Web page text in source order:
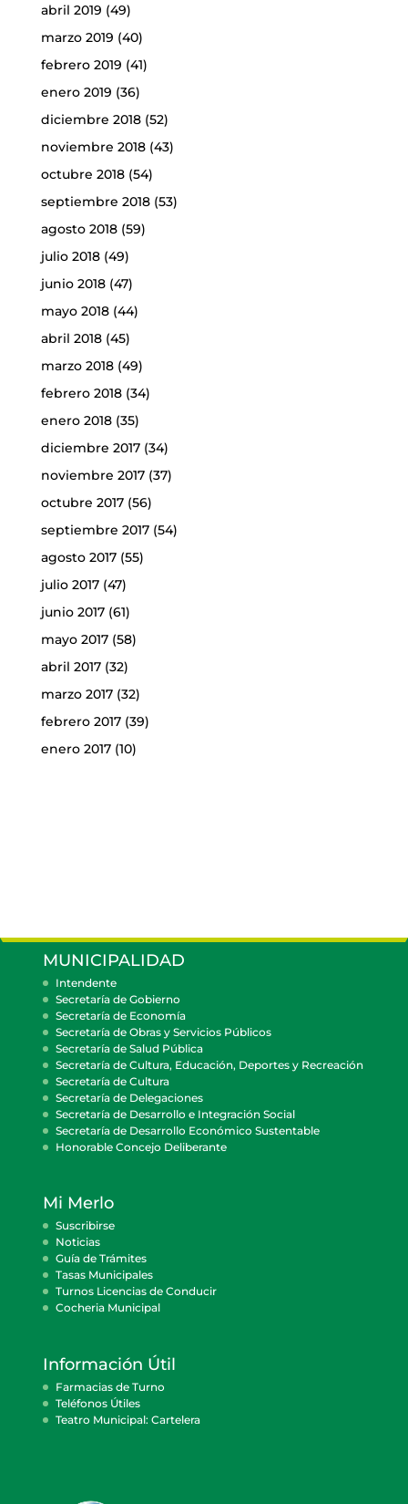
abril 2019 (49)
marzo 2019 (40)
febrero 2019 (41)
enero 2019 (36)
diciembre 2018(52)
noviembre 2018(43)
octubre 2018(54)
septiembre 2018(53)
agosto 2018(59)
julio 2018(49)
junio 2018(47)
mayo 2018(44)
abril 2018(45)
marzo 2018(49)
febrero 2018(34)
enero 2018(35)
diciembre 2017(34)
noviembre 2017(37)
octubre 2017(56)
septiembre 2017(54)
agosto 2017(55)
julio 2017(47)
junio 2017(61)
mayo 2017(58)
abril 2017(32)
marzo 2017(32)
febrero 2017(39)
enero 2017(10)
MUNICIPALIDAD
Intendente
Secretaría de Gobierno
Secretaría de Economía
Secretaría de Obras y Servicios Públicos
Secretaría de Salud Pública
Secretaría de Cultura, Educación, Deportes y Recreación
Secretaría de Cultura
Secretaría de Delegaciones
Secretaría de Desarrollo e Integración Social
Secretaría de Desarrollo Económico Sustentable
Honorable Concejo Deliberante
Mi Merlo
Suscribirse
Noticias
Guía de Trámites
Tasas Municipales
Turnos Licencias de Conducir
Cocheria Municipal
Información Útil
Farmacias de Turno
Teléfonos Útiles
Teatro Municipal: Cartelera